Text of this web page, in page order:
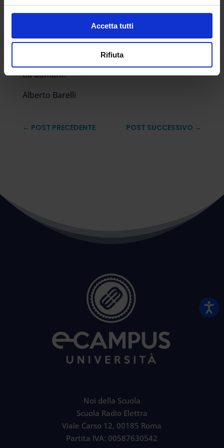
Accetta tutti
Rifiuta
indicata nel titolo di La Repubblica, dedicato
alla “nuova scuola ibrida e digitale che resiste
al virus”. “Da domani tutti saranno chiamati a
confrontarsi con una nuova “normalità””, si
da domani.
Alberto Barelli
← POST PRECEDENTE POST SUCCESSIVO →
Noi della Scuola
Scuola Radio Elettra
Viale Carso 12, 00185 Roma
Partita IVA: 00587630542